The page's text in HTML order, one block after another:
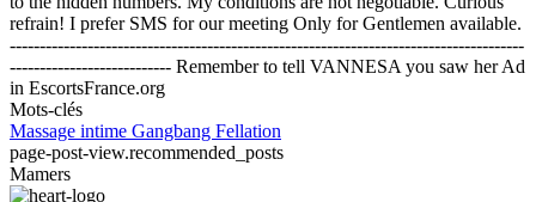
refrain! I prefer SMS for our meeting Only for Gentlemen available.
--------------------------------------------------------------------------------------
--------------------------- Remember to tell VANNESA you saw her Ad
in EscortsFrance.org
Mots-clés
Massage intime Gangbang Fellation
page-post-view.recommended_posts
Mamers